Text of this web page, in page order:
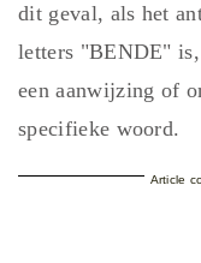
dit geval, als het
letters "BENDE"
een aanwijzing of
specifieke woord.
Article